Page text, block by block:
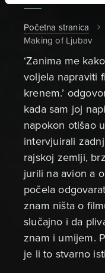
Početna stranica
Making of Ljubav
‘Zanima me
voljela napraviti
krenem.’
kada sam joj
napokon otišao
intervjuirali
rajskoj zemlji,
jurili na avion a
počela
znam ništa o
slučajno i da
znam i umijem.
je li to stvarno